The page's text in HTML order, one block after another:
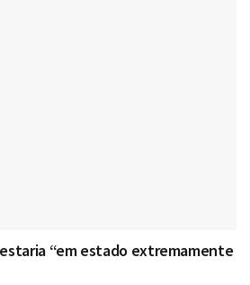
“em estado extremamente